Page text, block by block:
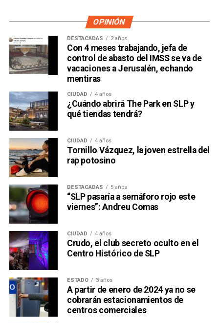
OPINIÓN
DESTACADAS 2 años
Con 4 meses trabajando, jefa de
control de abasto del IMSS se va de
vacaciones a Jerusalén, echando
mentiras
CIUDAD 4 años
¿Cuándo abrirá The Park en SLP y
qué tiendas tendrá?
CIUDAD 4 años
Tornillo Vázquez, la joven estrella del
rap potosino
DESTACADAS 5 años
“SLP pasaría a semáforo rojo este
viernes”: Andreu Comas
CIUDAD 4 años
Crudo, el club secreto oculto en el
Centro Histórico de SLP
ESTADO 3 años
A partir de enero de 2024 ya no se
cobrarán estacionamientos de
centros comerciales